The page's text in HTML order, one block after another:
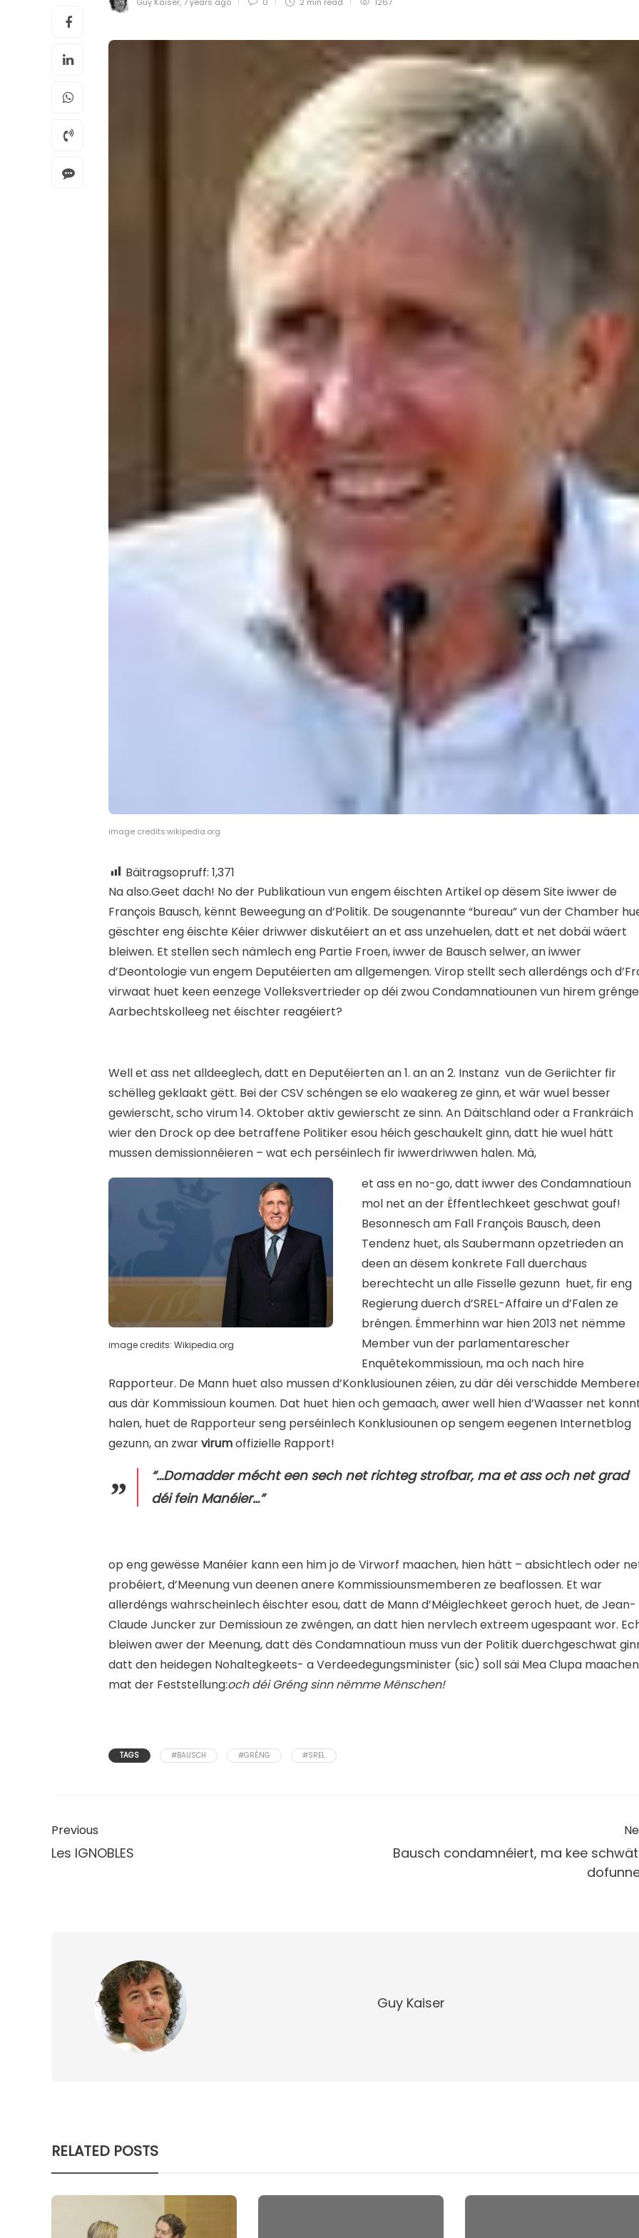
image credits:wikipedia.org
Bäitragsopruff: 1,371
Na also.Geet dach! No der Publikatioun vun engem éischten Artikel op dësem Site iwwer de
François Bausch, kënnt Beweegung an d’Politik. De sougenannte “bureau” vun der Chamber
gëschter eng éischte Kéier driwwer diskutéiert an et ass unzehuelen, datt et net dobäi wäert
bleiwen. Et stellen sech nämlech eng Partie Froen, iwwer de Bausch selwer, an iwwer
d’Deontologie vun engem Deputéierten am allgemengen. Virop stellt sech allerdéngs och
virwaat huet keen eenzege Volleksvertrieder op déi zwou Condamnatiounen vun hirem
Aarbechtskolleeg net éischter reagéiert?
Well et ass net alldeeglech, datt en Deputéierten an 1. an an 2. Instanz vun de Geriichter fir
schëlleg geklaakt gëtt. Bei der CSV schéngen se elo waakereg ze ginn, et wär wuel besser
gewierscht, scho virum 14. Oktober aktiv gewierscht ze sinn. An Däitschland oder a Frankräich
wier den Drock op dee betraffene Politiker esou héich geschaukelt ginn, datt hie wuel hätt
mussen demissionnéieren – wat ech perséinlech fir iwwerdriwwen halen. Mä,
image credits: Wikipedia.org
et ass en no-go, datt iwwer des Condamnatioun
mol net an der Ëffentlechkeet geschwat gouf!
Besonnesch am Fall François Bausch, deen
Tendenz huet, als Saubermann opzetrieden an
deen an dësem konkrete Fall duerchaus
berechtecht un alle Fisselle gezunn huet, fir eng
Regierung duerch d’SREL-Affaire un d’Falen ze
bréngen. Ëmmerhinn war hien 2013 net nëmme
Member vun der parlamentarescher
Enquêtekommissioun, ma och nach hire
Rapporteur. De Mann huet also mussen d’Konklusiounen zéien, zu där déi verschidde
aus där Kommissioun koumen. Dat huet hien och gemaach, awer well hien d’Waasser net
halen, huet de Rapporteur seng perséinlech Konklusiounen op sengem eegenen Internetblog
gezunn, an zwarvirumoffizielle Rapport!
“…Domadder mécht een sech net richteg strofbar, ma et ass och net grad
déi fein Manéier…”
op eng gewësse Manéier kann een him jo de Virworf maachen, hien hätt – absichtlech oder
probéiert, d’Meenung vun deenen anere Kommissiounsmemberen ze beaflossen. Et war
allerdéngs wahrscheinlech éischter esou, datt de Mann d’Méiglechkeet geroch huet, de Jean-
Claude Juncker zur Demissioun ze zwéngen, an datt hien nervlech extreem ugespaant wor.
bleiwen awer der Meenung, datt dës Condamnatioun muss vun der Politik duerchgeschwat
datt den heidegen Nohaltegkeets- a Verdeedegungsminister (sic) soll säi Mea Clupa
mat der Feststellung:och déi Gréng sinn nëmme Mënschen!
TAGS #BAUSCH #GRÉNG #SREL
Previous
Les IGNOBLES
Bausch condamnéiert, ma kee
Guy Kaiser
RELATED POSTS